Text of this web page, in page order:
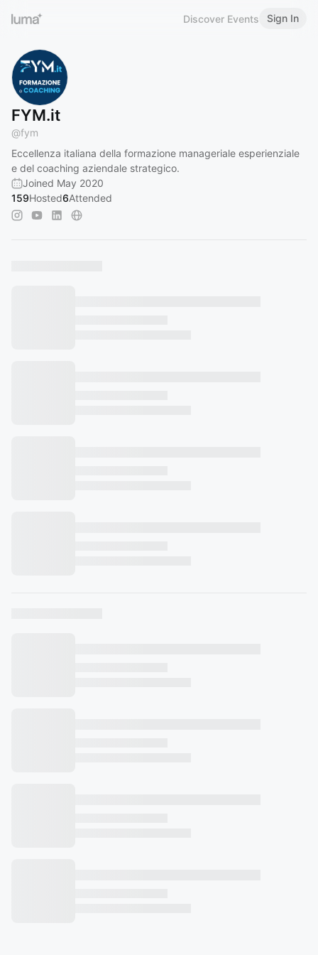
Discover Events Sign In
FYM.it
@fym
Eccellenza italiana della formazione manageriale esperienziale
e del coaching aziendale strategico.
Joined May 2020
159Hosted6Attended